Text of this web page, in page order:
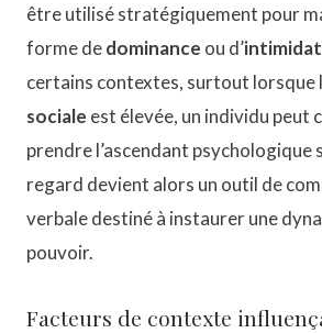
être utilisé stratégiquement pour
forme dedominance ou d’
certains contextes, surtout lorsque
sociale est élevée, un individu peut
prendre l’ascendant psychologique
regard devient alors un outil de
verbale destiné à instaurer une
pouvoir.
Facteurs de contexte